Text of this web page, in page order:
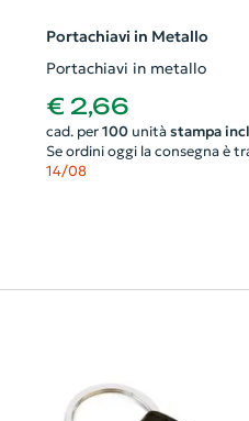
Portachiavi in Metallo
Portachiavi in metallo
€ 2,66
cad. per 100unità stampa
Se ordini oggi la consegna è
14/08